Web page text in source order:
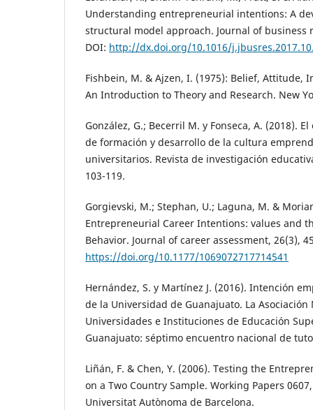
Understanding entrepreneurial intentions: A
structural model approach. Journal of business
DOI: http://dx.doi.org/10.1016/
Fishbein, M. & Ajzen, I. (1975): Belief, Attitude,
An Introduction to Theory and Research. New
González, G.; Becerril M. y Fonseca, A. (2018).
de formación y desarrollo de la cultura
universitarios. Revista de investigación
103-119.
Gorgievski, M.; Stephan, U.; Laguna, M. &
Entrepreneurial Career Intentions: values and
Behavior. Journal of career assessment, 26(3),
https://doi.org/10.1177/1069072717714541
Hernández, S. y Martínez J. (2016). Intención
de la Universidad de Guanajuato. La Asociación
Universidades e Instituciones de Educación
Guanajuato: séptimo encuentro nacional de
Liñán, F. & Chen, Y. (2006). Testing the
on a Two Country Sample. Working Papers
Universitat Autònoma de Barcelona.